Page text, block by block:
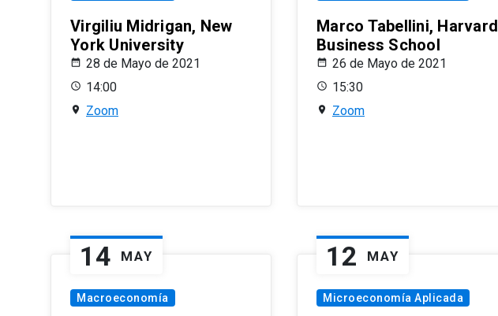
Virgiliu Midrigan, New
York University
28 de Mayo de 2021
14:00
Zoom
Marco Tabellini, Harvard
Business School
26 de Mayo de 2021
15:30
Zoom
14 MAY
Macroeconomía
12 MAY
Microeconomía Aplicada